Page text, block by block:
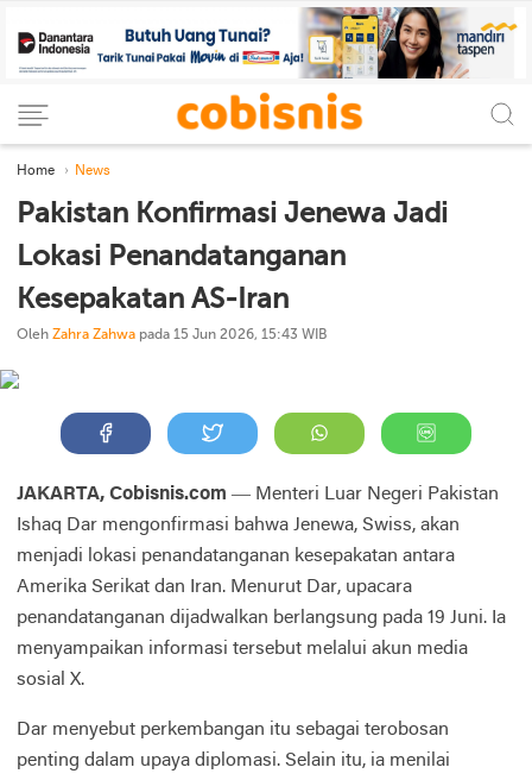
Home News
Pakistan Konfirmasi Jenewa Jadi
Lokasi Penandatanganan
Kesepakatan AS-Iran
Oleh Zahra Zahwa pada 15 Jun 2026, 15:43 WIB
JAKARTA, Cobisnis.com — Menteri Luar Negeri Pakistan
Ishaq Dar mengonfirmasi bahwa Jenewa, Swiss, akan
menjadi lokasi penandatanganan kesepakatan antara
Amerika Serikat dan Iran. Menurut Dar, upacara
penandatanganan dijadwalkan berlangsung pada 19 Juni. Ia
menyampaikan informasi tersebut melalui akun media
sosial X.
Dar menyebut perkembangan itu sebagai terobosan
penting dalam upaya diplomasi. Selain itu, ia menilai